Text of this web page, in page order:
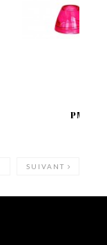
PMD
SUIVANT